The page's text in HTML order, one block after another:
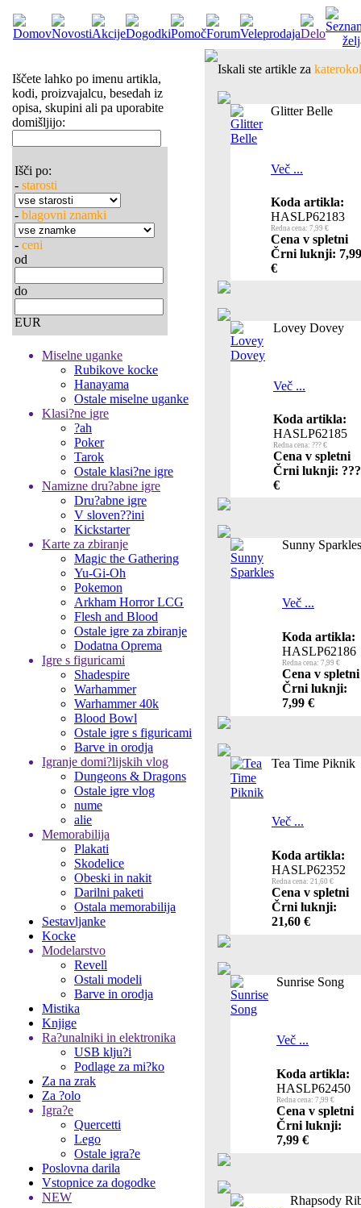
Iščete lahko po imenu artikla,
kodi, proizvajalcu, besedah iz
opisa, skupini ali pa uporabite
domišljijo:
Išči po:
- starosti
- blagovni znamki
- ceni
od
do
EUR
Miselne uganke
Rubikove kocke
Hanayama
Ostale miselne uganke
Klasi?ne igre
?ah
Poker
Tarok
Ostale klasi?ne igre
Namizne dru?abne igre
Dru?abne igre
V sloven??ini
Kickstarter
Karte za zbiranje
Magic the Gathering
Yu-Gi-Oh
Pokemon
Arkham Horror LCG
Flesh and Blood
Ostale igre za zbiranje
Dodatna Oprema
Igre s figuricami
Shadespire
Warhammer
Warhammer 40k
Blood Bowl
Ostale igre s figuricami
Barve in orodja
Igranje domi?lijskih vlog
Dungeons & Dragons
Ostale igre vlog
nume
alie
Memorabilija
Plakati
Skodelice
Obeski in nakit
Darilni paketi
Ostala memorabilija
Sestavljanke
Kocke
Modelarstvo
Revell
Ostali modeli
Barve in orodja
Mistika
Knjige
Ra?unalniki in elektronika
USB klju?i
Podlage za mi?ko
Za na zrak
Za ?olo
Igra?e
Quercetti
Lego
Ostale igra?e
Poslovna darila
Vstopnice za dogodke
NEW
Iskali ste artikle za
Glitter Belle
Več ...
Koda artikla:
HASLP62183
Redna cena: 7,99 €
Cena v spletni
Črni luknji: 7,99
€
Lovey Dovey
Več ...
Koda artikla:
HASLP62185
Redna cena: ??? €
Cena v spletni
Črni luknji: ???
€
Sunny Sparkles
Več ...
Koda artikla:
HASLP62186
Redna cena: 7,99 €
Cena v spletni
Črni luknji:
7,99 €
Tea Time Piknik
Več ...
Koda artikla:
HASLP62352
Redna cena: 21,60 €
Cena v spletni
Črni luknji:
21,60 €
Sunrise Song
Več ...
Koda artikla:
HASLP62450
Redna cena: 7,99 €
Cena v spletni
Črni luknji:
7,99 €
Rhapsody